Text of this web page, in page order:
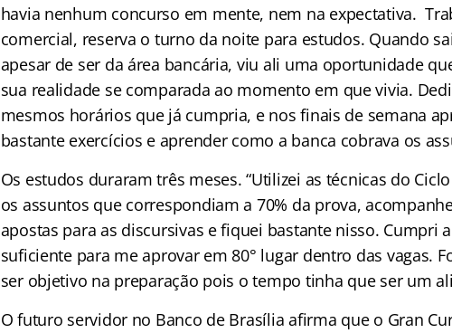
havia nenhum concurso em mente, nem na expectativa.
comercial, reserva o turno da noite para estudos. Quando
apesar de ser da área bancária, viu ali uma oportunidade
sua realidade se comparada ao momento em que vivia.
mesmos horários que já cumpria, e nos finais de semana
bastante exercícios e aprender como a banca cobrava os
Os estudos duraram três meses. “Utilizei as técnicas do
os assuntos que correspondiam a 70% da prova,
apostas para as discursivas e fiquei bastante nisso. Cumpri
suficiente para me aprovar em 80° lugar dentro das vagas.
ser objetivo na preparação pois o tempo tinha que ser um
O futuro servidor no Banco de Brasília afirma que o Gran